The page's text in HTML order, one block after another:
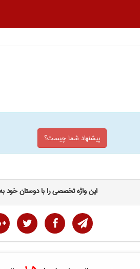
پیشنهاد شما چیست؟
این واژه تخصصی را با دوستان خود